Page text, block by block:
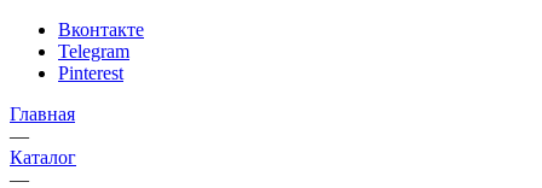
Вконтакте
Telegram
Pinterest
Главная
—
Каталог
—